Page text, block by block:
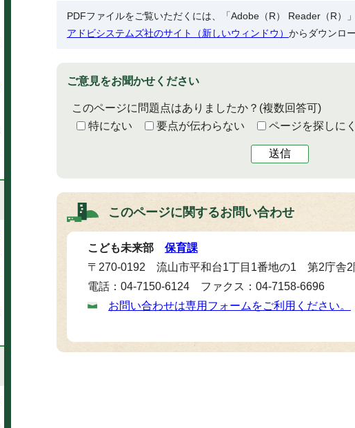
PDFファイルをご覧いただくには、「Adobe（R） Reader（R）
アドビシステムズ社のサイト（新しいウィンドウ） からダウンロ
ご意見をお聞かせください
このページに問題点はありましたか？ (複数回答可)
特にない
要点が伝わらない ページを探しに
送信
このページに関するお問い合わせ
こども未来部 保育課
〒270-0192 流山市平和台1丁目1番地の1 第2庁舎2
電話：04-7150-6124 ファクス：04-7158-6696
お問い合わせは専用フォームをご利用ください。